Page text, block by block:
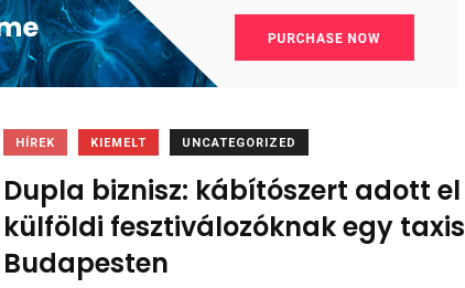
HÍREK KIEMELT UNCATEGORIZED
Dupla biznisz: kábítószert adott el
külföldi fesztiválozóknak egy taxis
Budapesten